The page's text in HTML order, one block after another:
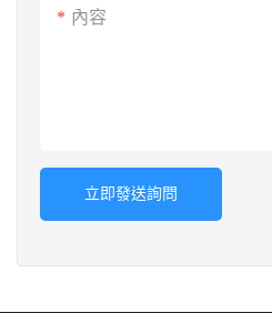
內容
立即發送詢問